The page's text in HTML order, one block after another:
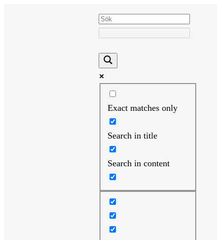
Exact matches only
Search in title
Search in content